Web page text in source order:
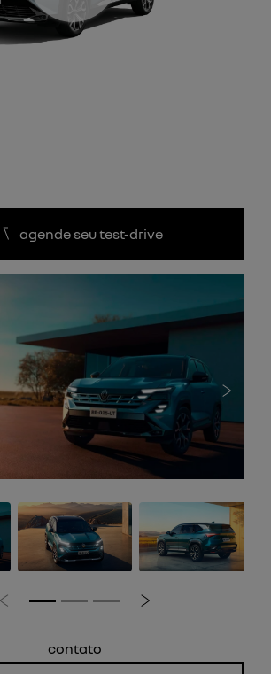
agende seu test-drive
Anterior Próximo
contato